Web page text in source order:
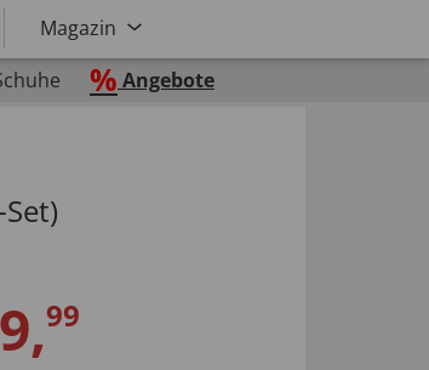
Magazin
% Angebote
,99